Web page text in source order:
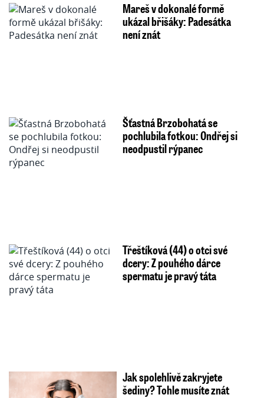
Mareš v dokonalé formě
ukázal břišáky: Padesátka
není znát
Šťastná Brzobohatá se
pochlubila fotkou: Ondřej si
neodpustil rýpanec
Třeštíková (44) o otci své
dcery: Z pouhého dárce
spermatu je pravý táta
Jak spolehlivě zakryjete
šediny? Tohle musíte znát